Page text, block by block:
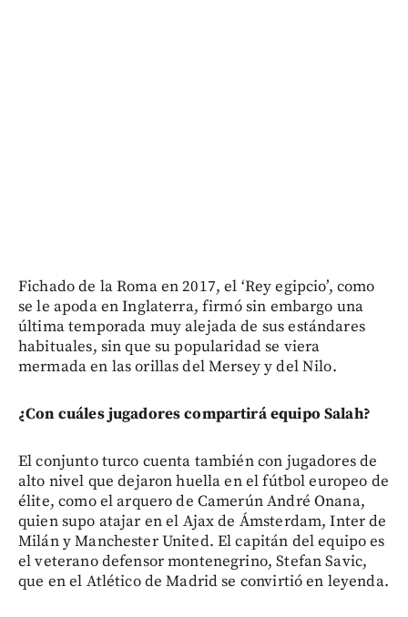
Fichado de la Roma en 2017, el ‘Rey egipcio’, como
se le apoda en Inglaterra, firmó sin embargo una
última temporada muy alejada de sus estándares
habituales, sin que su popularidad se viera
mermada en las orillas del Mersey y del Nilo.
¿Con cuáles jugadores compartirá equipo Salah?
El conjunto turco cuenta también con jugadores de
alto nivel que dejaron huella en el fútbol europeo de
élite, como el arquero de Camerún André Onana,
quien supo atajar en el Ajax de Ámsterdam, Inter de
Milán y Manchester United. El capitán del equipo es
el veterano defensor montenegrino, Stefan Savic,
que en el Atlético de Madrid se convirtió en leyenda.